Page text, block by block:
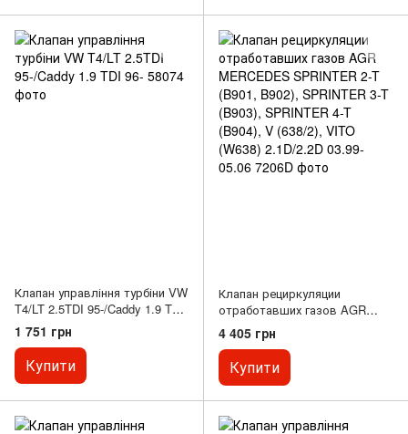
Клапан управління турбіни VW
T4/LT 2.5TDI 95-/Caddy 1.9 TDI
96-
1 751 грн
Купити
Клапан рециркуляции
отработавших газов AGR
MERCEDES SPRINTER 2-T
(B901, B902), SPRINTER 3-T
(B903), SPRINTER 4-T (B904),
V (638/2), VITO (W638)
4 405 грн
Купити